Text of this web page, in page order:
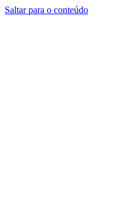
Saltar para o conteúdo